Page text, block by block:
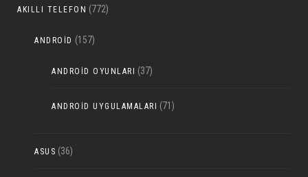
AKILLI TELEFON (772)
ANDROID (157)
ANDROID OYUNLARI (37)
ANDROID UYGULAMALARI (71)
ASUS (36)